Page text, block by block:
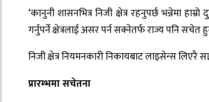
‘कानुनी शासनभित्र निजी क्षेत्र रहनुपर्छ भन्नेमा
गर्नुपर्ने क्षेत्रलाई असर पर्न सक्नेतर्फ राज्य पनि सचेत
निजी क्षेत्र नियमनकारी निकायबाट लाइसेन्स लिएरै
प्रारम्भमा सचेतना